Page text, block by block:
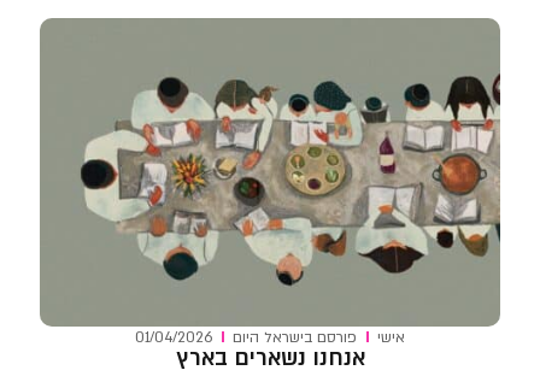
אישי פורסם בישראל היום 01/04/2026
אנחנו נשארים בארץ